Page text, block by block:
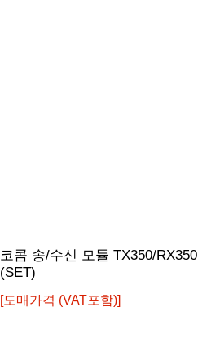
덕원 마스타키 컴퓨터 50A (주문
제작)
[도매가격 (VAT포함)]
현대 밀레니엄(플러스) (6핀)
[도매가격 (VAT포함)]
코콤 송/수신 모듈 TX350/RX350
(SET)
[도매가격 (VAT포함)]